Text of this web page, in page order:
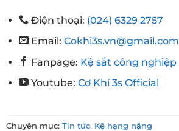
Điện thoại: (024) 6329 2757
Email: Cokhi3s.vn@gmail.com
Fanpage: Kệ sắt công nghiệp
Youtube: Cơ Khí 3s Official
Chuyên mục: Tin tức, Kệ hạng nặng